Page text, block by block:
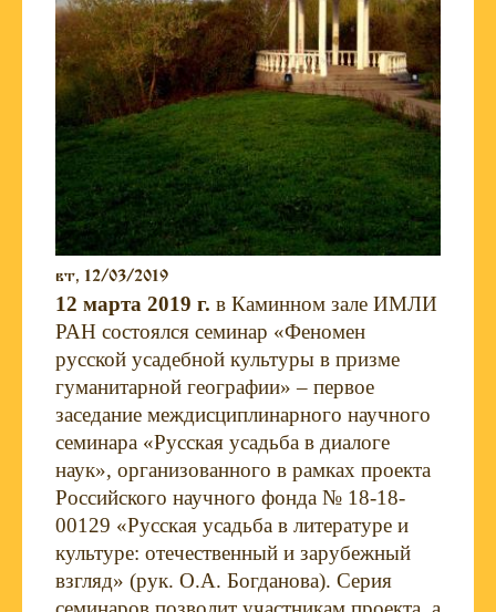
вт, 12/03/2019
12 марта 2019 г. в Каминном зале ИМЛИ
РАН состоялся семинар «Феномен
русской усадебной культуры в призме
гуманитарной географии» – первое
заседание междисциплинарного научного
семинара «Русская усадьба в диалоге
наук», организованного в рамках проекта
Российского научного фонда № 18-18-
00129 «Русская усадьба в литературе и
культуре: отечественный и зарубежный
взгляд» (рук. О.А. Богданова). Серия